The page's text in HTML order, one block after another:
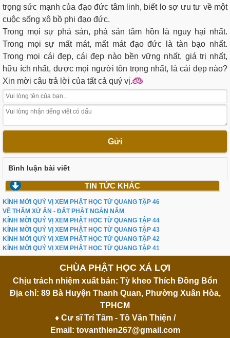
trọng sức mạnh của đạo đức tâm linh, biết lo sợ ưu tư về một
cuộc sống xô bồ phi đạo đức.
Trong mọi sự phá sản, phá sản tâm hồn là nguy hại nhất.
Trong mọi sự mất mát, mất mát đạo đức là tàn bạo nhất.
Trong mọi cái đẹp, cái đẹp nào bền vững nhất, giá trị nhất,
hữu ích nhất, được mọi người tôn trọng nhất, là cái đẹp nào?
Xin mời câu trả lời của tất cả quý vị.
Gửi
Bình luận bài viết
TIN TỨC KHÁC
KÍNH MỜI QUÝ VỊ XEM PHẬT HỌC TỪ QUANG TẬP 46
VỀ THĂM XỨ ẤN - ĐẤT PHẬT NGÀN NĂM
KÍNH MỜI QUÝ VỊ XEM PHẬT HỌC TỪ QUANG TẬP 44
KÍNH MỜI QUÝ VỊ XEM PHẬT HỌC TỪ QUANG TẬP 43
KÍNH MỜI QUÝ VỊ XEM PHẬT HỌC TỪ QUANG TẬP 42
KÍNH MỜI QUÝ VỊ XEM PHẬT HỌC TỪ QUANG TẬP 41
CHÙA PHẬT HỌC XÁ LỢI
Chịu trách nhiệm xuất bản: Tỳ kheo Thích Đồng Bổn
Địa chỉ: 89 Bà Huyện Thanh Quan, Phường Xuân Hòa,
TPHCM
♦ Cư sĩ Trí Tâm - Tô Văn Thiện /
Email: tovanthien267@gmail.com